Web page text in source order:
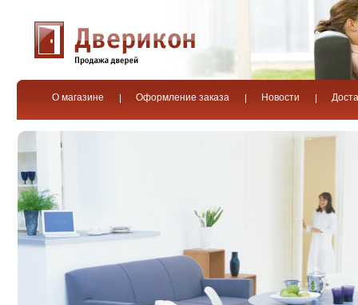
О магазине Оформление заказа Новости